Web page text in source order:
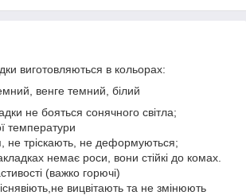
виготовляються в кольорах:
венге темний, білий
не бояться сонячного світла;
температури
не тріскають, не деформуються;
немає роси, вони стійкі до комах.
(важко горючі)
вицвітають та не змінюють